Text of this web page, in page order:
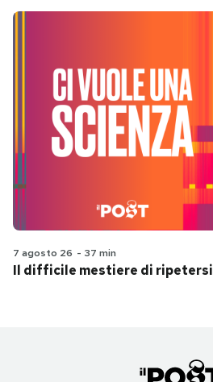
7 agosto 26 - 37 min
Il difficile mestiere di ripetersi